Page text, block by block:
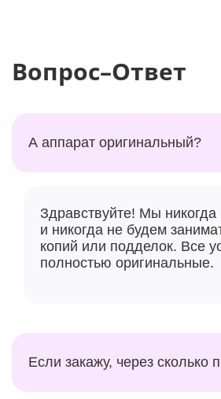
Вопрос–Ответ
А аппарат оригинальный?
Здравствуйте! Мы никогда
и никогда не будем
копий или подделок. Все
полностью оригинальные.
Если закажу, через сколько